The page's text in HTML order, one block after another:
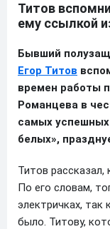
Титов
ему ссылкой
Бывший
Егор Титов
времен работы
Романцева в
самых успешных
белых»,
Титов рассказал,
По его словам,
электричках, так
было. Титову,